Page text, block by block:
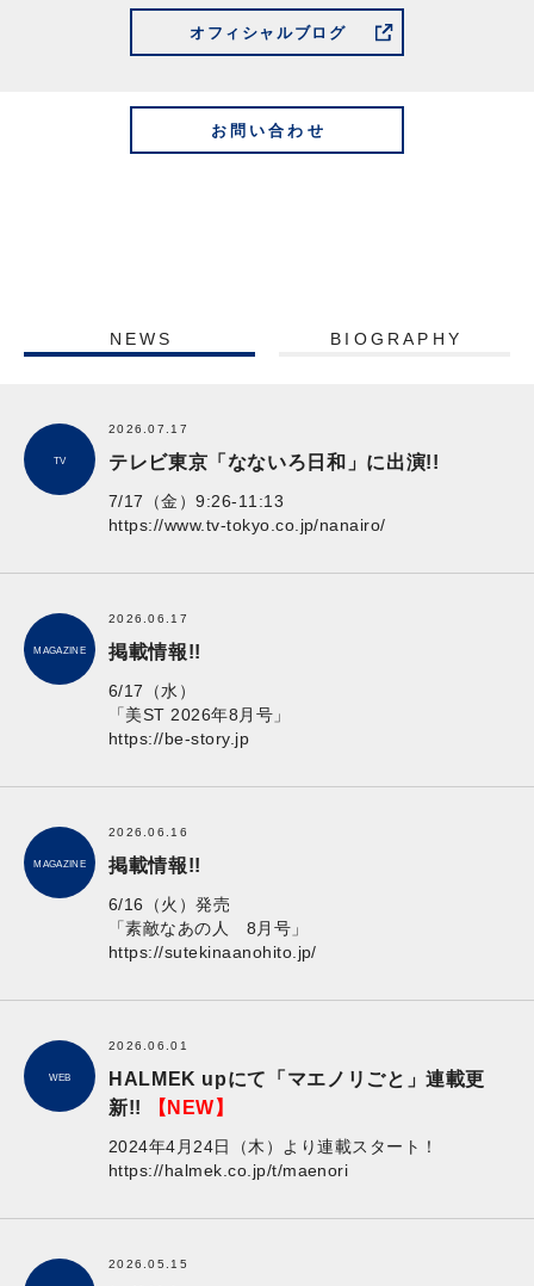
オフィシャルブログ
お問い合わせ
NEWS BIOGRAPHY
TV
2026.07.17
テレビ東京「なないろ日和」に出演!!
7/17（金）9:26-11:13
https://www.tv-tokyo.co.jp/nanairo/
MAGAZINE
2026.06.17
掲載情報!!
6/17（水）
「美ST 2026年8月号」
https://be-story.jp
MAGAZINE
2026.06.16
掲載情報!!
6/16（火）発売
「素敵なあの人 8月号」
https://sutekinaanohito.jp/
WEB
2026.06.01
HALMEK upにて「マエノリごと」連載更
新!!
【NEW】
2024年4月24日（木）より連載スタート！
https://halmek.co.jp/t/maenori
2026.05.15